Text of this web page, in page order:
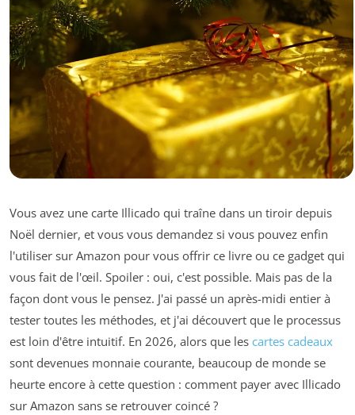
Vous avez une carte Illicado qui traîne dans un tiroir depuis
Noël dernier, et vous vous demandez si vous pouvez enfin
l'utiliser sur Amazon pour vous offrir ce livre ou ce gadget qui
vous fait de l'œil. Spoiler : oui, c'est possible. Mais pas de la
façon dont vous le pensez. J'ai passé un après-midi entier à
tester toutes les méthodes, et j'ai découvert que le processus
est loin d'être intuitif. En 2026, alors que les cartes cadeaux
sont devenues monnaie courante, beaucoup de monde se
heurte encore à cette question : comment payer avec Illicado
sur Amazon sans se retrouver coincé ?